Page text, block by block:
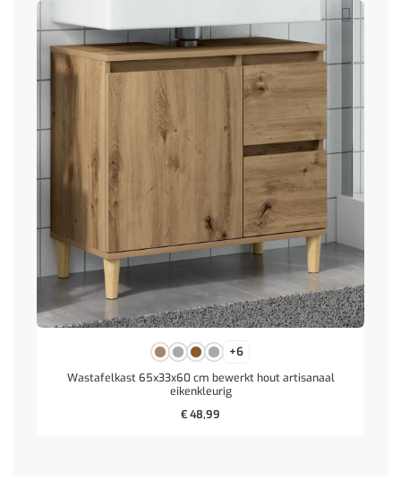
+6
Wastafelkast 65x33x60 cm bewerkt hout artisanaal
eikenkleurig
€48,99